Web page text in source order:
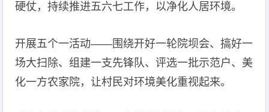
硬仗，持续推进五六七工作，以净化人居环境。
开展五个一活动——围绕开好一轮院坝会、搞好一
场大扫除、组建一支先锋队、评选一批示范户、美
化一方农家院，让村民对环境美化重视起来。